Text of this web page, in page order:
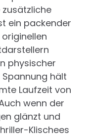
ein packender
physischer
hält
Laufzeit von
wenn der
glänzt und
Klischees